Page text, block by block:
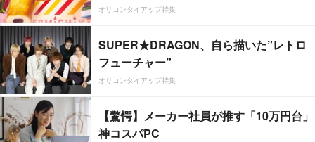
オリコンタイアップ特集
SUPER★DRAGON、自ら描いた”レトロ
フューチャー”
オリコンタイアップ特集
【驚愕】メーカー社員が推す「10万円台」
神コスパPC